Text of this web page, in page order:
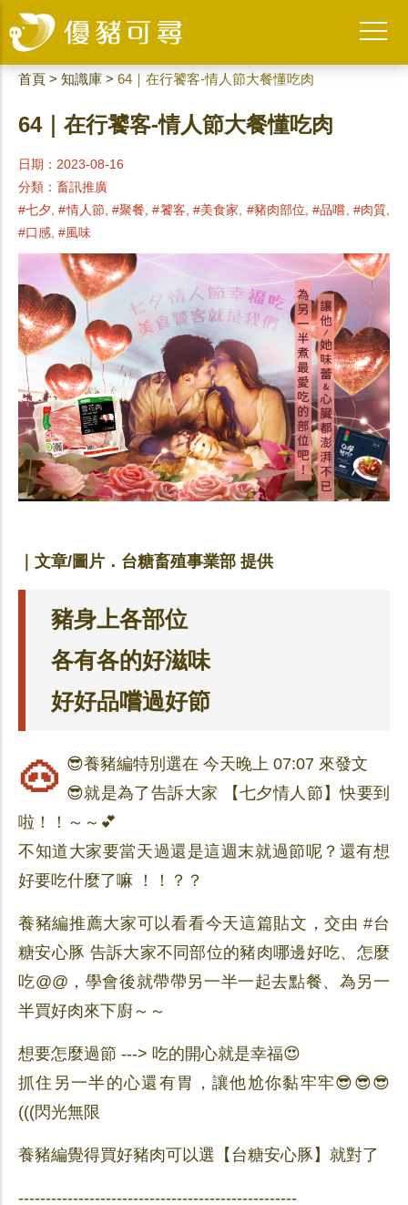
首頁 > 知識庫 > 64｜在行饕客-情人節大餐懂吃肉
64｜在行饕客-情人節大餐懂吃肉
日期：2023-08-16
分類： 畜訊推廣
#七夕, #情人節, #聚餐, #饕客, #美食家, #豬肉部位, #品嚐, #肉質,
#口感, #風味
｜文章/圖片．台糖畜殖事業部 提供
豬身上各部位
各有各的好滋味
好好品嚐過好節
🐽😎養豬編特別選在 今天晚上 07:07 來發文
😎就是為了告訴大家 【七夕情人節】快要到
啦！！～～💕
不知道大家要當天過還是這週末就過節呢？還有想
好要吃什麼了嘛 ！！？？
養豬編推薦大家可以看看今天這篇貼文，交由 #台
糖安心豚 告訴大家不同部位的豬肉哪邊好吃、怎麼
吃@@，學會後就帶帶另一半一起去點餐、為另一
半買好肉來下廚～～
想要怎麼過節 ---> 吃的開心就是幸福😍
抓住另一半的心還有胃，讓他尬你黏牢牢😎😎😎
(((閃光無限
養豬編覺得買好豬肉可以選【台糖安心豚】就對了
---------------------------------------------------